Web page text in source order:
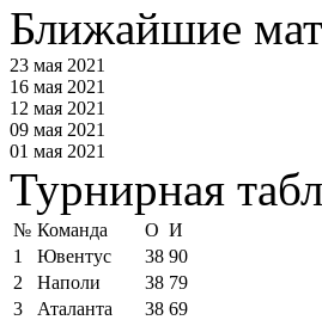
Ближайшие
23 мая 2021
16 мая 2021
12 мая 2021
09 мая 2021
01 мая 2021
Турнирная
№ Команда О И
1
Ювентус 38 90
2
Наполи 38 79
3
Аталанта 38 69